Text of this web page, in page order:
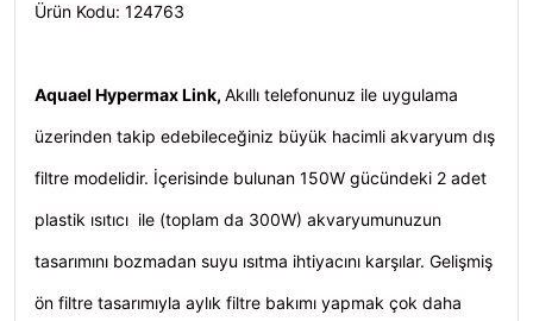
Ürün Kodu: 124763
Aquael Hypermax Link, Akıllı telefonunuz ile uygulama
üzerinden takip edebileceğiniz büyük hacimli akvaryum dış
filtre modelidir. İçerisinde bulunan 150W gücündeki 2 adet
plastik ısıtıcı ile (toplam da 300W) akvaryumunuzun
tasarımını bozmadan suyu ısıtma ihtiyacını karşılar. Gelişmiş
ön filtre tasarımıyla aylık filtre bakımı yapmak çok daha